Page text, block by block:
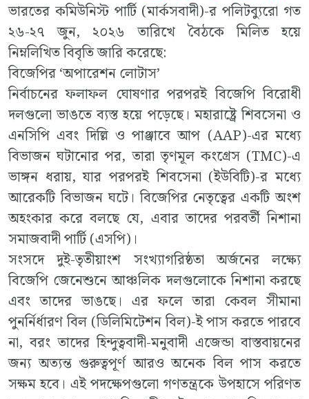
ভারতের কমিউনিস্ট পার্টি (মার্কসবাদী)-র পলিটব্যুরো গত
২৬-২৭ জুন, ২০২৬ তারিখে বৈঠকে মিলিত হয়ে
নিম্নলিখিত বিবৃতি জারি করেছে:
বিজেপির ‘অপারেশন লোটাস’
নির্বাচনের ফলাফল ঘোষণার পরপরই বিজেপি বিরোধী
দলগুলো ভাঙতে ব্যস্ত হয়ে পড়েছে। মহারাষ্ট্রে শিবসেনা ও
এনসিপি এবং দিল্লি ও পাঞ্জাবে আপ (AAP)-এর মধ্যে
বিভাজন ঘটানোর পর, তারা তৃণমূল কংগ্রেস (TMC)-এ
ভাঙ্গন ধরায়, যার পরপরই শিবসেনা (ইউবিটি)-র মধ্যে
আরেকটি বিভাজন ঘটে। বিজেপির নেতৃত্বের একটি অংশ
অহংকার করে বলছে যে, এবার তাদের পরবর্তী নিশানা
সমাজবাদী পার্টি (এসপি)।
সংসদে দুই-তৃতীয়াংশ সংখ্যাগরিষ্ঠতা অর্জনের লক্ষ্যে
বিজেপি জেনেশুনে আঞ্চলিক দলগুলোকে নিশানা করছে
এবং তাদের ভাঙছে। এর ফলে তারা কেবল সীমানা
পুনর্নির্ধারণ বিল (ডিলিমিটেশন বিল)-ই পাস করতে পারবে
না, বরং তাদের হিন্দুত্ববাদী-মনুবাদী এজেন্ডা বাস্তবায়নের
জন্য অত্যন্ত গুরুত্বপূর্ণ আরও অনেক বিল পাস করতে
সক্ষম হবে। এই পদক্ষেপগুলো গণতন্ত্রকে উপহাসে পরিণত